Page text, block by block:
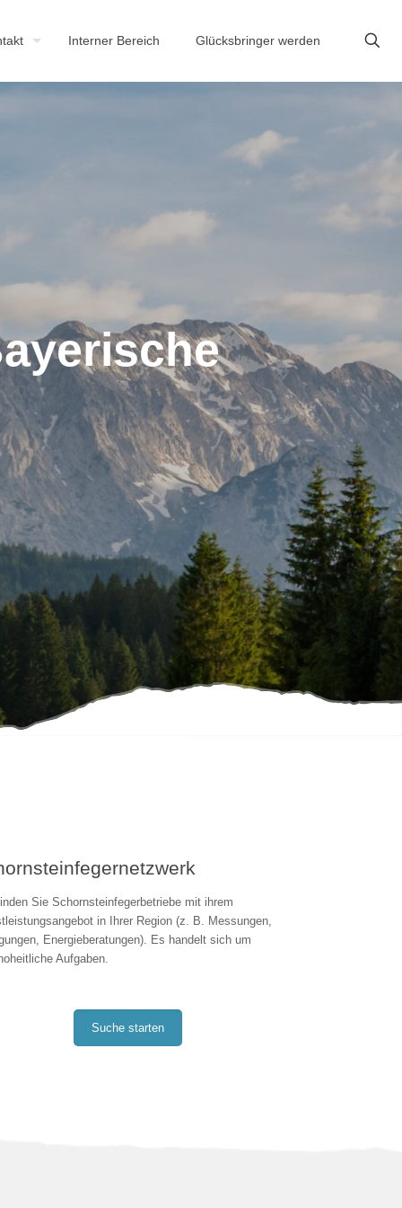
Interner Bereich Glücksbringer werden
Sie Schornsteinfegerbetriebe mit ihrem
in Ihrer Region (z. B. Messungen,
Energieberatungen). Es handelt sich um
Aufgaben.
Suche starten